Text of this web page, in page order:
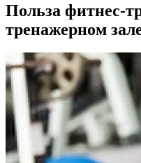
Польза фитнес-
тренажерном